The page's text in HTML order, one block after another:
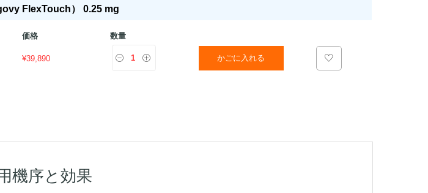
FlexTouch） 0.25 mg
価格
数量
¥39,890 かごに入れる
機序と効果